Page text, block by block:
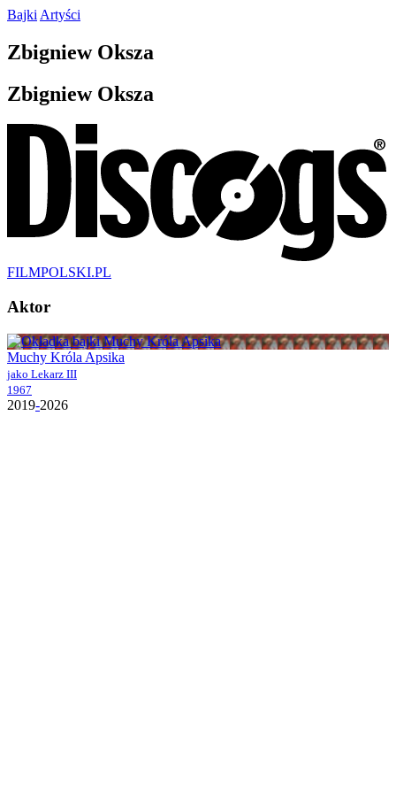
Bajki Artyści
Zbigniew Oksza
Zbigniew Oksza
FILMPOLSKI.PL
Aktor
Muchy Króla Apsika
jako Lekarz III
1967
2019-2026